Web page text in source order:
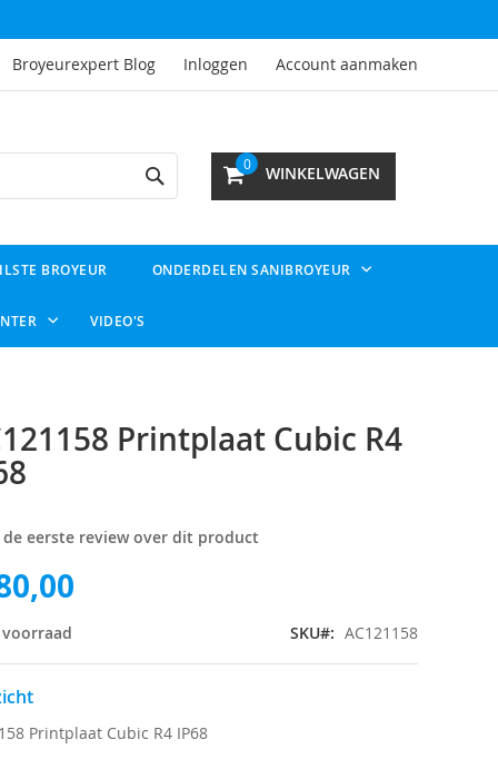
Broyeurexpert Blog Inloggen Account aanmaken
WINKELWAGEN
0
BROYEUR ONDERDELEN SANIBROYEUR
VIDEO'S
Printplaat Cubic R4
eerste review over dit product
SKU AC121158
Printplaat Cubic R4 IP68